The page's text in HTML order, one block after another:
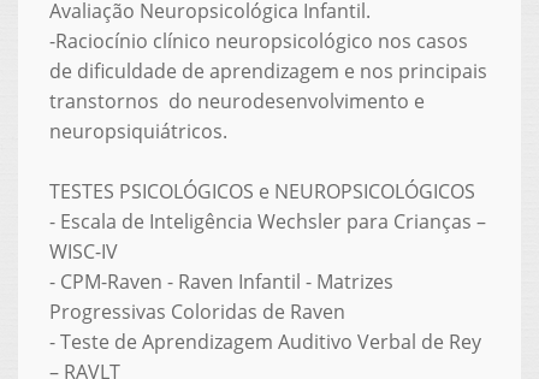
Avaliação Neuropsicológica Infantil.
-Raciocínio clínico neuropsicológico nos casos
de dificuldade de aprendizagem e nos principais
transtornos do neurodesenvolvimento e
neuropsiquiátricos.
TESTES PSICOLÓGICOS e NEUROPSICOLÓGICOS
- Escala de Inteligência Wechsler para Crianças –
WISC-IV
- CPM-Raven - Raven Infantil - Matrizes
Progressivas Coloridas de Raven
- Teste de Aprendizagem Auditivo Verbal de Rey
– RAVLT